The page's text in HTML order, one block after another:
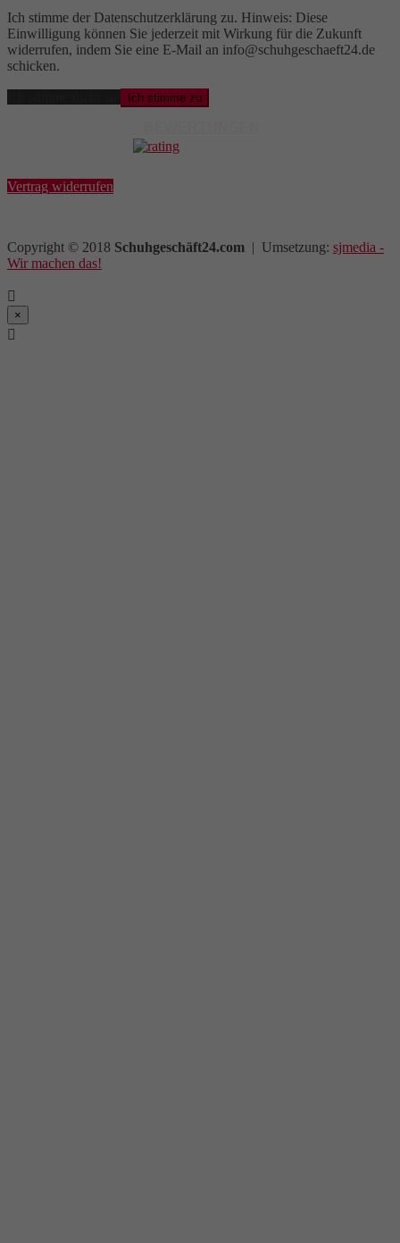
Ich stimme der Datenschutzerklärung zu. Hinweis: Diese
Einwilligung können Sie jederzeit mit Wirkung für die Zukunft
widerrufen, indem Sie eine E-Mail an info@schuhgeschaeft24.de
schicken.
Ich stimme zu
Vertrag widerrufen
Copyright © 2018 Schuhgeschäft24.com | Umsetzung: sjmedia -
Wir machen das!

×
